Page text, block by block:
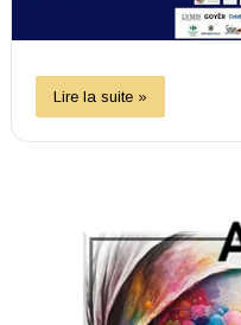
Lire la suite »